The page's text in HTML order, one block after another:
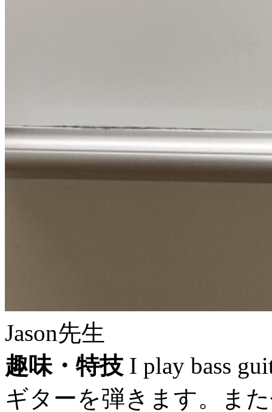
Jason先生
趣味・特技 I play bass
ギターを弾きます。ま